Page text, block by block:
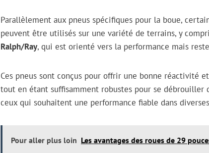
Parallèlement aux pneus spécifiques pour la boue,
peuvent être utilisés sur une variété de terrains, y
Ralph/Ray, qui est orienté vers la performance mais
Ces pneus sont conçus pour offrir une bonne réactivité
tout en étant suffisamment robustes pour se
ceux qui souhaitent une performance fiable dans
Pour aller plus loin Les avantages des roues de 29